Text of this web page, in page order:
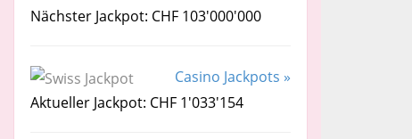
Nächster Jackpot: CHF 103'000'000
Casino Jackpots »
Aktueller Jackpot: CHF 1'033'154